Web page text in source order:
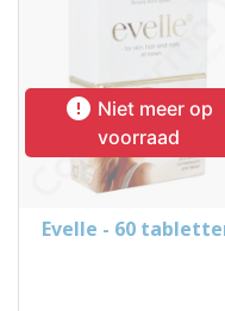
 Niet meer op
voorraad
Evelle - 60